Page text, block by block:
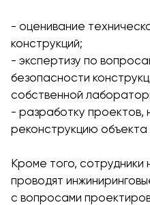
- оценивание
конструкций;
- экспертизу по
безопасности
собственной
- разработку проектов,
реконструкцию объекта
Кроме того, сотрудники
проводят
с вопросами